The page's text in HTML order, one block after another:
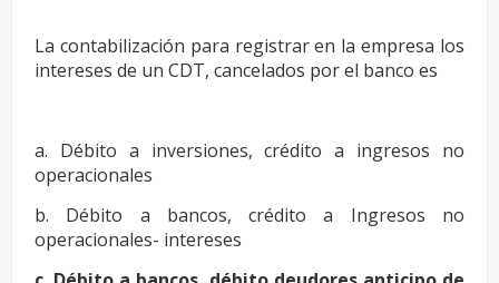
La contabilización para registrar en la empresa los
intereses de un CDT, cancelados por el banco es
a. Débito a inversiones, crédito a ingresos no
operacionales
b. Débito a bancos, crédito a Ingresos no
operacionales- intereses